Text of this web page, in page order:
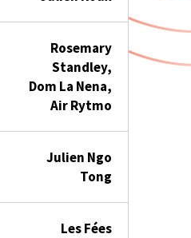
Rosemary
Standley,
Dom La Nena,
Air Rytmo
Julien Ngo
Tong
Les Fées